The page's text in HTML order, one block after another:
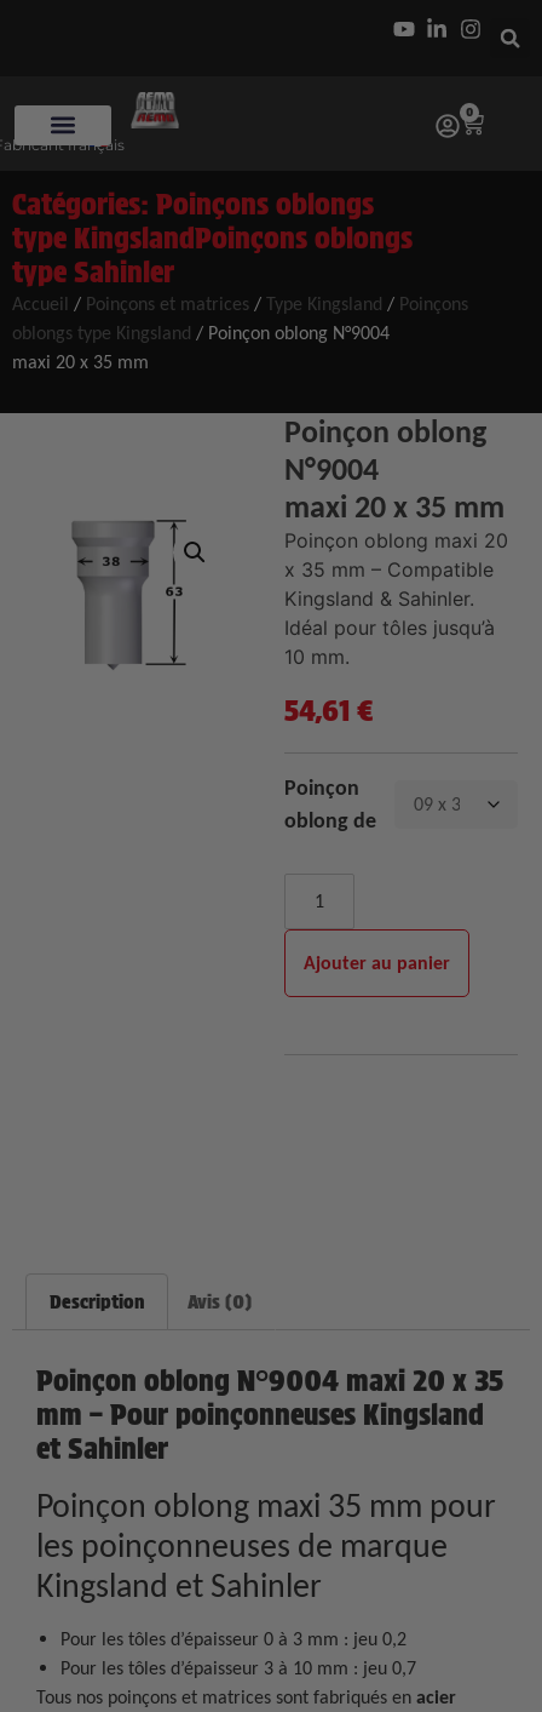
français
0
Catégories: Poinçons oblongs
type KingslandPoinçons oblongs
type Sahinler
Accueil / Poinçons et matrices / Type Kingsland / Poinçons
oblongs type Kingsland / Poinçon oblong N°9004
maxi 20 x 35 mm
Poinçon oblong
N°9004
maxi 20 x 35 mm
Poinçon oblong maxi 20
x 35 mm – Compatible
Kingsland & Sahinler.
Idéal pour tôles jusqu’à
10 mm.
54,61 €
Poinçon
oblong de
Ajouter au panier
Description Avis (0)
Poinçon oblong N°9004 maxi 20 x 35
mm – Pour poinçonneuses Kingsland
et Sahinler
Poinçon oblong maxi 35 mm pour
les poinçonneuses de marque
Kingsland et Sahinler
Pour les tôles d’épaisseur 0 à 3 mm : jeu 0,2
Pour les tôles d’épaisseur 3 à 10 mm : jeu 0,7
Tous nos poinçons et matrices sont fabriqués en acier